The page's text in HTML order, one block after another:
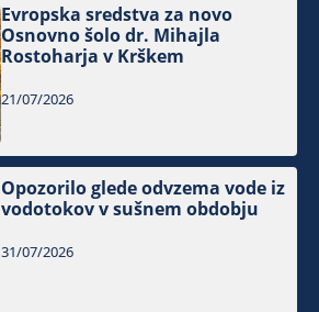
Evropska sredstva za novo
Osnovno šolo dr. Mihajla
Rostoharja v Krškem
21/07/2026
Opozorilo glede odvzema vode iz
vodotokov v sušnem obdobju
31/07/2026